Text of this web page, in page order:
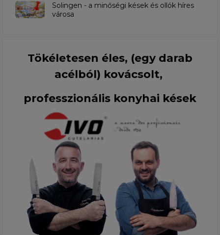
Solingen - a minőségi kések és ollók híres
városa
Tökéletesen éles, (egy darab
acélból) kovácsolt,
professzionális konyhai kések